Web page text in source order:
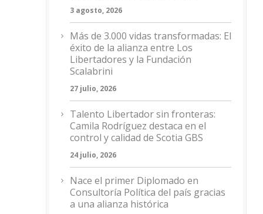
3 agosto, 2026
Más de 3.000 vidas transformadas: El
éxito de la alianza entre Los
Libertadores y la Fundación
Scalabrini
27 julio, 2026
Talento Libertador sin fronteras:
Camila Rodríguez destaca en el
control y calidad de Scotia GBS
24 julio, 2026
Nace el primer Diplomado en
Consultoría Política del país gracias
a una alianza histórica